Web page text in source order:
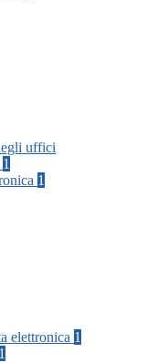
uffici
1
1
elettronica 1